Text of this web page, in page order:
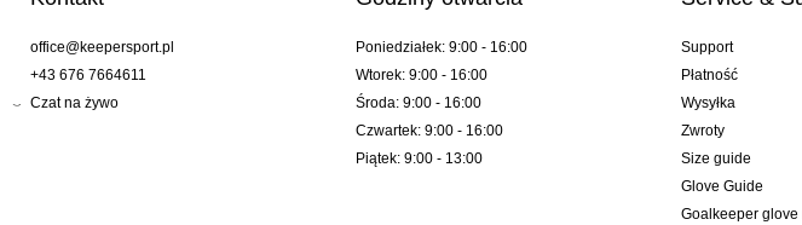
office@keepersport.pl
+43 676 7664611
Czat na żywo
Poniedziałek: 9:00 - 16:00
Wtorek: 9:00 - 16:00
Środa: 9:00 - 16:00
Czwartek: 9:00 - 16:00
Piątek: 9:00 - 13:00
Support
Płatność
Wysyłka
Zwroty
Size guide
Glove Guide
Goalkeeper glove